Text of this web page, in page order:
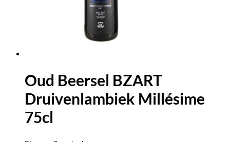
Oud Beersel BZART
Druivenlambiek Millésime
75cl